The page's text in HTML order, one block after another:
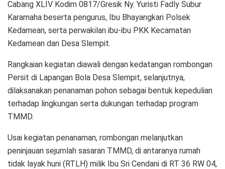
Cabang XLIV Kodim 0817/Gresik Ny. Yuristi Fadly Subur
Karamaha beserta pengurus, Ibu Bhayangkari Polsek
Kedamean, serta perwakilan ibu-ibu PKK Kecamatan
Kedamean dan Desa Slempit.
Rangkaian kegiatan diawali dengan kedatangan rombongan
Persit di Lapangan Bola Desa Slempit, selanjutnya,
dilaksanakan penanaman pohon sebagai bentuk kepedulian
terhadap lingkungan serta dukungan terhadap program
TMMD.
Usai kegiatan penanaman, rombongan melanjutkan
peninjauan sejumlah sasaran TMMD, di antaranya rumah
tidak layak huni (RTLH) milik Ibu Sri Cendani di RT 36 RW 04,